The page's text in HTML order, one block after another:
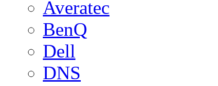
Averatec
BenQ
Dell
DNS